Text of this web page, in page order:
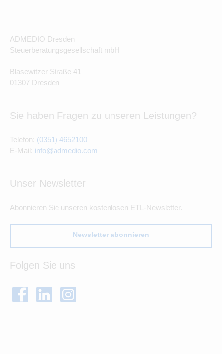
ADMEDIO Dresden
Steuerberatungsgesellschaft mbH
Blasewitzer Straße 41
01307 Dresden
Sie haben Fragen zu unseren Leistungen?
Telefon: (0351) 4652100
E-Mail: info@admedio.com
Unser Newsletter
Abonnieren Sie unseren kostenlosen ETL-Newsletter.
Newsletter abonnieren
Folgen Sie uns